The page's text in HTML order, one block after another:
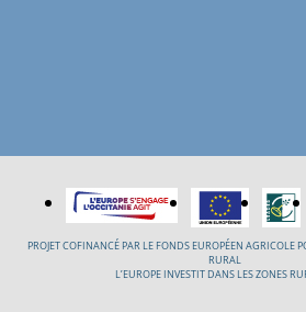
PROJET COFINANCÉ PAR LE FONDS EUROPÉEN AGRICOLE
RURAL
L’EUROPE INVESTIT DANS LES ZONES